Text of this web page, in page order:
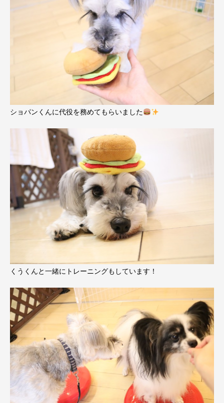
ショパンくんに代役を務めてもらいました
くうくんと一緒にトレーニングもしています！